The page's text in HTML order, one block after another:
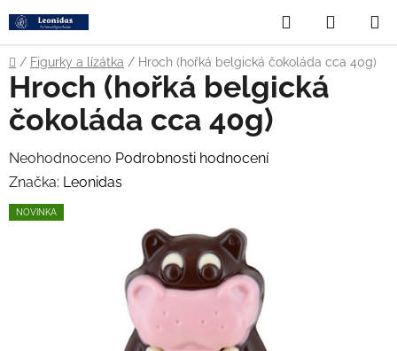
na
obsah
Hledat
KOŠÍK
Domů
/ Figurky a lízátka / Hroch (hořká belgická čokoláda cca 40g)
Hroch (hořká belgická
čokoláda cca 40g)
Průměrné
hodnocení
produktu
Neohodnoceno Podrobnosti hodnocení
Značka: Leonidas
NOVINKA